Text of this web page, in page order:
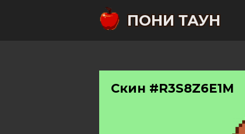
ПОНИ ТАУН
Скин #R3S8Z6E1M